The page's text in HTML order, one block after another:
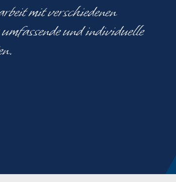
mit verschiedenen
und individuelle